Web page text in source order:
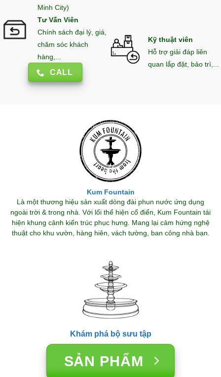
Minh City)
Tư Vấn Viên
Chính sách đại lý, giá,
chăm sóc khách
hàng,...
CALL
Kỹ thuật viên
Hỗ trợ giải đáp liên
quan lắp đặt, bảo trì,...
Kum Fountain
Là một thương hiệu sản xuất dòng đài phun nước ứng dụng
ngoài trời & trong nhà. Với lối thể hiện cổ điển, Kum Fountain tái
hiện khung cảnh kiến trúc phục hưng. Mang lại cảm hứng nghệ
thuật cho khu vườn, hàng hiên, vách tường, ban công nhà bạn.
Khám phá bộ sưu tập
SẢN PHẨM